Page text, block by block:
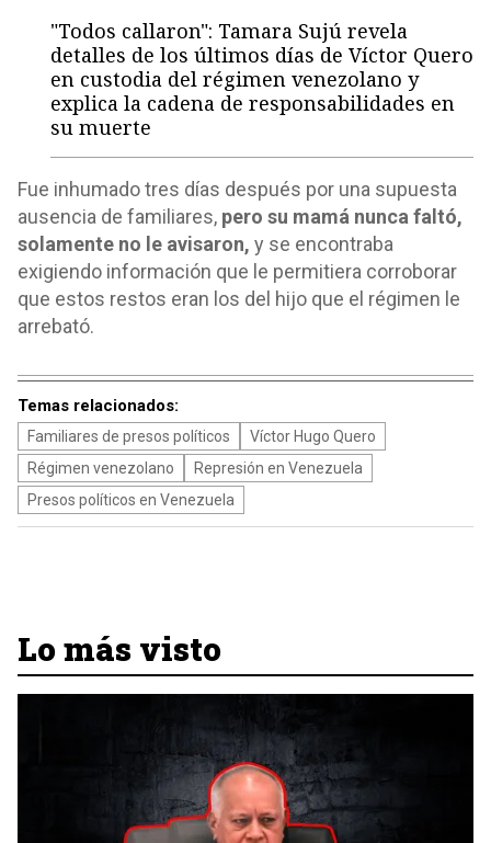
"Todos callaron": Tamara Sujú revela
detalles de los últimos días de Víctor Quero
en custodia del régimen venezolano y
explica la cadena de responsabilidades en
su muerte
Fue inhumado tres días después por una supuesta
ausencia de familiares, pero su mamá nunca faltó,
solamente no le avisaron, y se encontraba
exigiendo información que le permitiera corroborar
que estos restos eran los del hijo que el régimen le
arrebató.
Temas relacionados:
Familiares de presos políticos
Víctor Hugo Quero
Régimen venezolano
Represión en Venezuela
Presos políticos en Venezuela
Lo más visto